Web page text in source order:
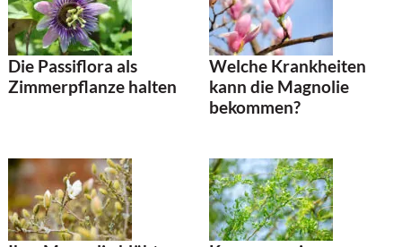
Die Passiflora als
Zimmerpflanze halten
Welche Krankheiten
kann die Magnolie
bekommen?